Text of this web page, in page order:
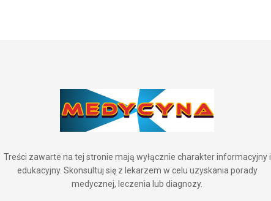
Treści zawarte na tej stronie mają wyłącznie charakter informacyjny i
edukacyjny. Skonsultuj się z lekarzem w celu uzyskania porady
medycznej, leczenia lub diagnozy.